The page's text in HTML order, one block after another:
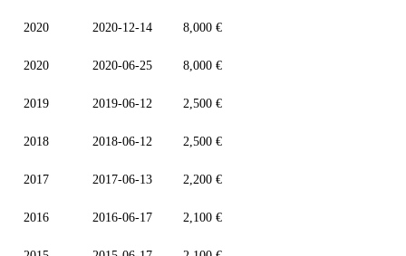
2020 2020-12-14 8,000 €
2020 2020-06-25 8,000 €
2019 2019-06-12 2,500 €
2018 2018-06-12 2,500 €
2017 2017-06-13 2,200 €
2016 2016-06-17 2,100 €